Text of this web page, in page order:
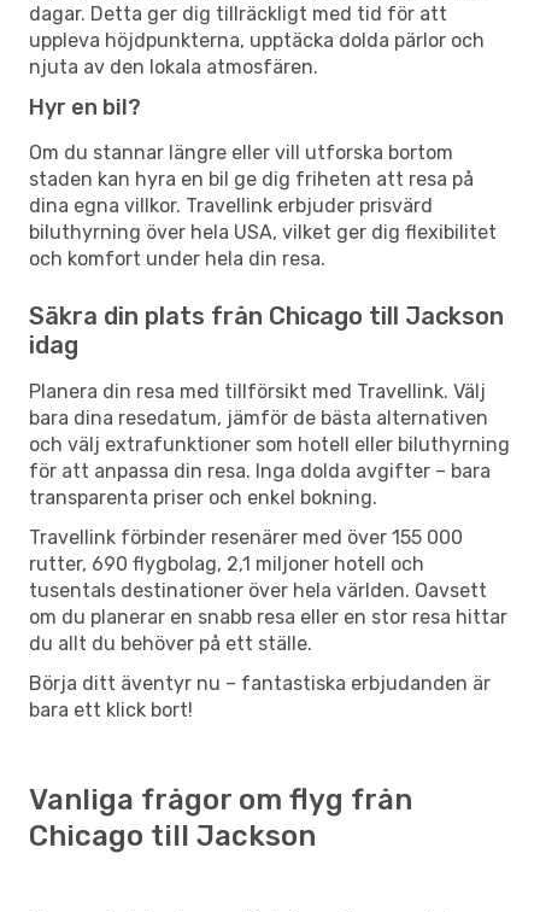
dagar. Detta ger dig tillräckligt med tid för att
uppleva höjdpunkterna, upptäcka dolda pärlor och
njuta av den lokala atmosfären.
Hyr en bil?
Om du stannar längre eller vill utforska bortom
staden kan hyra en bil ge dig friheten att resa på
dina egna villkor. Travellink erbjuder prisvärd
biluthyrning över hela USA, vilket ger dig flexibilitet
och komfort under hela din resa.
Säkra din plats från Chicago till Jackson
idag
Planera din resa med tillförsikt med Travellink. Välj
bara dina resedatum, jämför de bästa alternativen
och välj extrafunktioner som hotell eller biluthyrning
för att anpassa din resa. Inga dolda avgifter – bara
transparenta priser och enkel bokning.
Travellink förbinder resenärer med över 155 000
rutter, 690 flygbolag, 2,1 miljoner hotell och
tusentals destinationer över hela världen. Oavsett
om du planerar en snabb resa eller en stor resa hittar
du allt du behöver på ett ställe.
Börja ditt äventyr nu – fantastiska erbjudanden är
bara ett klick bort!
Vanliga frågor om flyg från
Chicago till Jackson